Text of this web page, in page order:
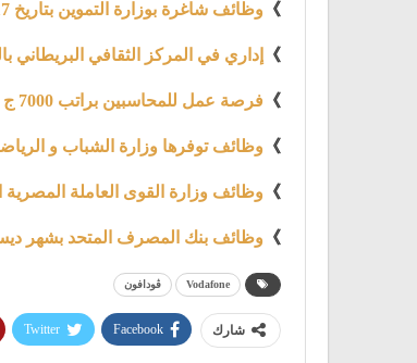
》 وظائف شاغرة بوزارة التموين بتاريخ 17-12-2020
》 إداري في المركز الثقافي البريطاني بالقاهرة براتب
》 فرصة عمل للمحاسبين براتب 7000 ج بشركة AtHome للأثاث والديكور المنزلي
》 وظائف توفرها وزارة الشباب و الرياضه للطلبة
》 وظائف وزارة القوى العاملة المصرية
》 وظائف بنك المصرف المتحد بشهر
Vodafone ڤودافون
شارك Facebook
Twitter